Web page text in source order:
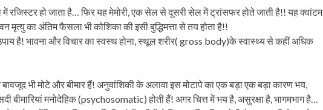
में रजिस्टर हो जाता है… फिर यह मेमोरी, एक सेल से दूसरी सेल में ट्रांसफर होते जाती है!! यह क्वांटम
मृत्यु का अंतिम फैसला भी कोशिका की इसी बुद्धिमत्ता से तय होता है!!
उपाय है! भावना और विचार का स्वस्थ होना, स्थूल शरीर( gross body)के स्वास्थ्य से कहीं अधिक
भी मोटे और बीमार हैं! अनुवांशिकी के अलावा इस मोटापे का एक बड़ा एक बड़ा कारण भय,
बीमारियां मनोदेहिक (psychosomatic) होती हैं! अगर चित्त में भय है, असुरक्षा है, भागमभाग है…